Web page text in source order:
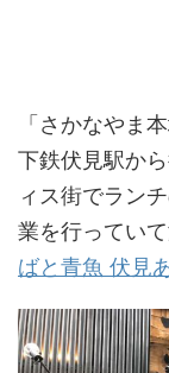
「さかなやま
下鉄伏見駅か
ィス街でラン
業を行ってい
ばと青魚 伏見